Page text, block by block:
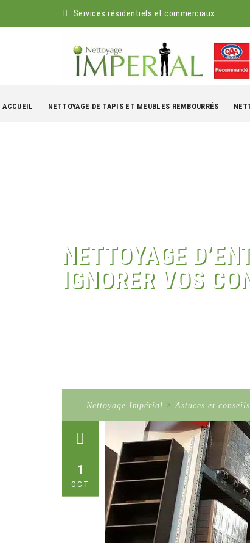
Services résidentiels et commerciaux
ACCUEIL NETTOYAGE DE TAPIS ET MEUBLES REMBOURRÉS
NETTOYAGE
IGNORER VOS
Nettoyage Impérial >Astuces et
1
OCT